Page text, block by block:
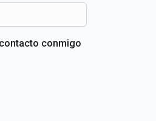
conmigo